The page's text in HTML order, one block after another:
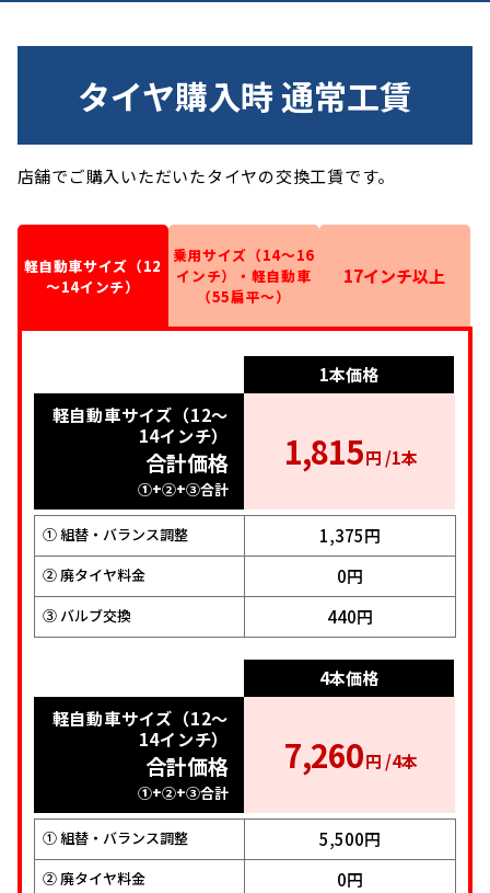
タイヤ購入時 通常工賃
店舗でご購入いただいたタイヤの交換工賃です。
軽自動車サイズ（12
～14インチ）
乗用サイズ（14～16
インチ）・軽自動車
（55扁平～）
17インチ以上
1本価格
軽自動車サイズ（12～
14インチ）
合計価格
①+②+③合計
1,815円 /1本
① 組替・バランス調整 1,375円
② 廃タイヤ料金 0円
③ バルブ交換 440円
4本価格
軽自動車サイズ（12～
14インチ）
合計価格
①+②+③合計
7,260円 /4本
① 組替・バランス調整 5,500円
② 廃タイヤ料金 0円
1本価格
乗用サイズ（14～16
インチ）・軽自動車
（55扁平～）
合計価格
①+②+③合計
2,365円 /1本
① 組替・バランス調整 1,925円
② 廃タイヤ料金 0円
③ バルブ交換 440円
4本価格
乗用サイズ（14～16
インチ）・軽自動車
（55扁平～）
合計価格
①+②+③合計
9,460
① 組替・バランス調整 7,700円
1本価格
17インチ以上
合計価格
①+②+③合計
2,640円 /1本
① 組替・バランス調整 2,200円
② 廃タイヤ料金 0円
③ バルブ交換 440円
4本価格
17インチ以上
合計価格
①+②+③合計
① 組替・バランス調整
② 廃タイヤ料金 0円
③ バルブ交換 1,760円